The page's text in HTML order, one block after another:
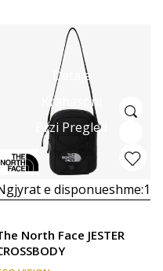
Detaje
Krahasoni
Brzi Pregled
e disponueshme:1
North Face JESTER